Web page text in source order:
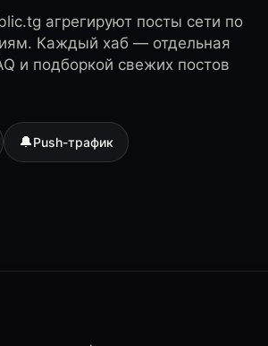
агрегируют посты сети по
Каждый хаб — отдельная
и подборкой свежих постов
🔔Push-трафик